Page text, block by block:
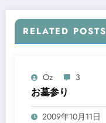
RELATED POSTS
Oz 3
お墓参り
2009年10月11日